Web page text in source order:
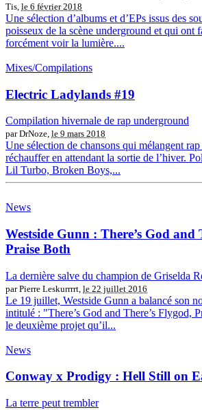
Tis, le 6 février 2018
Une sélection d’albums et d’EPs issus des
poisseux de la scène underground et qui ont
forcément voir la lumière....
Mixes/Compilations
Electric Ladylands #19
Compilation hivernale de rap underground
par DrNoze, le 9 mars 2018
Une sélection de chansons qui mélangent
réchauffer en attendant la sortie de l’hiver.
Lil Turbo, Broken Boys,...
News
Westside Gunn : There’s God and
Praise Both
La dernière salve du champion de Griselda
par Pierre Leskurrrrt, le 22 juillet 2016
Le 19 juillet, Westside Gunn a balancé son
intitulé : "There’s God and There’s Flygod,
le deuxième projet qu’il...
News
Conway x Prodigy : Hell Still on
La terre peut trembler